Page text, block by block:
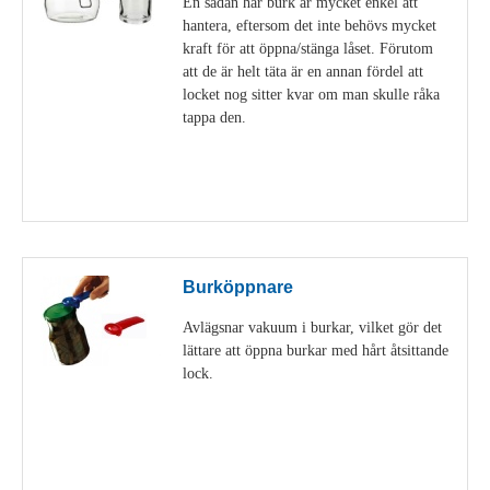
hantera, eftersom det inte behövs mycket
kraft för att öppna/stänga låset. Förutom
att de är helt täta är en annan fördel att
locket nog sitter kvar om man skulle råka
tappa den.
Burköppnare
Avlägsnar vakuum i burkar, vilket gör det
lättare att öppna burkar med hårt åtsittande
lock.